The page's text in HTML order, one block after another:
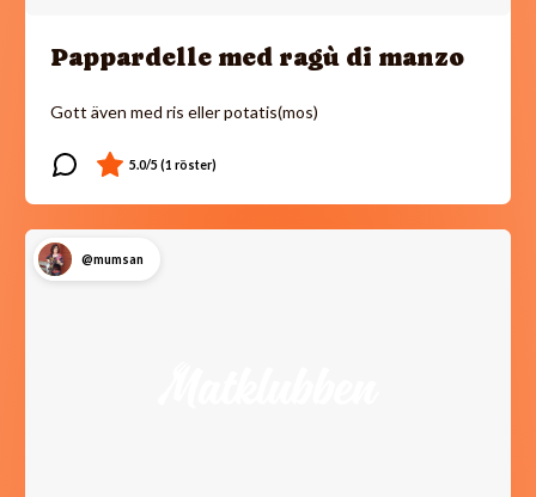
Pappardelle med ragù di manzo
Gott även med ris eller potatis(mos)
@mumsan